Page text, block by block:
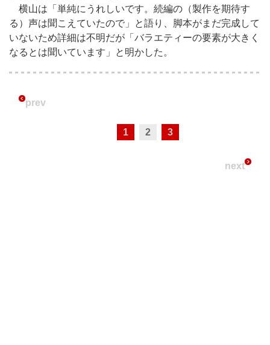
横山は「単純にうれしいです。続編の（製作を期待す
る）声は聞こえていたので」と語り、脚本がまだ完成して
いないため詳細は不明だが「バラエティーの要素が大きく
なるとは聞いています」と明かした。
prev
1 2 3
next